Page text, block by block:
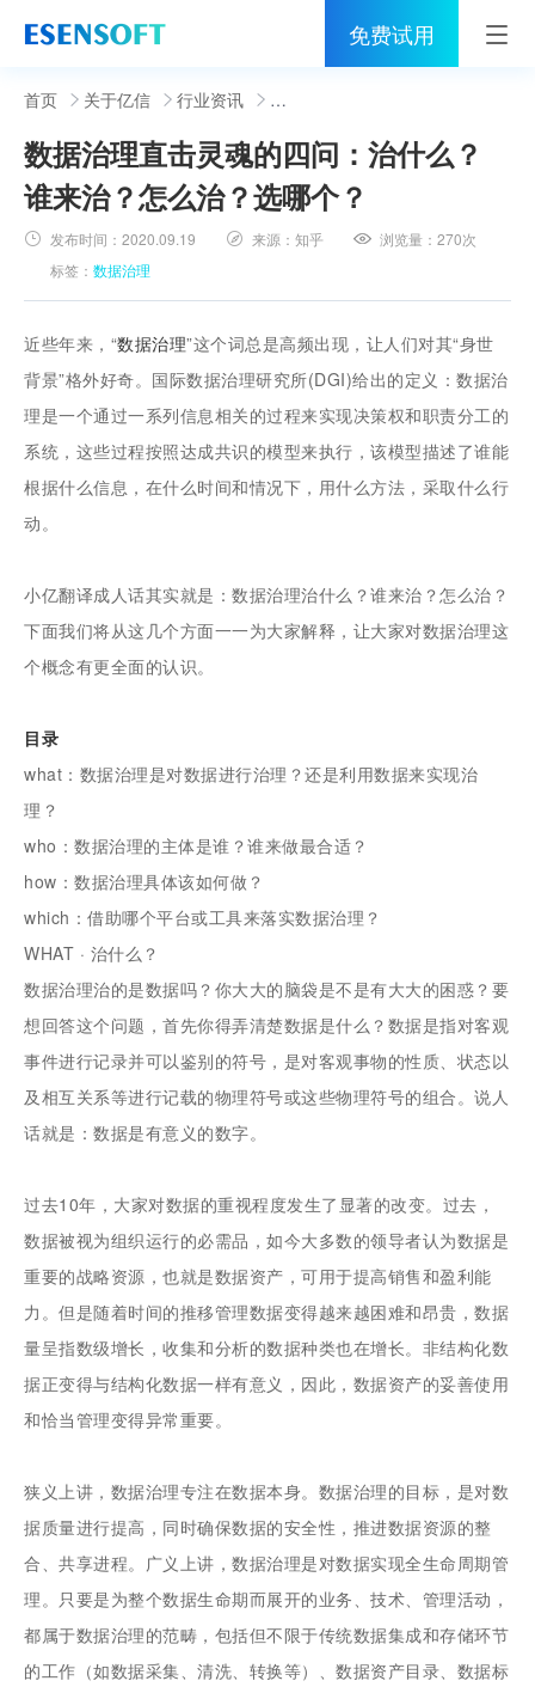
免费试用
首页
睿治
解决方案
伙伴
社区
关于亿信
400-0011-866
首页 关于亿信 行业资讯
数据治理直击灵魂的四问：治什么？
谁来治？怎么治？选哪个？
发布时间：2020.09.19 来源：知乎 浏览量：270次
标签：数据治理
近些年来，“数据治理”这个词总是高频出现，让人们对其“身世
背景”格外好奇。国际数据治理研究所(DGI)给出的定义：数据治
理是一个通过一系列信息相关的过程来实现决策权和职责分工的
系统，这些过程按照达成共识的模型来执行，该模型描述了谁能
根据什么信息，在什么时间和情况下，用什么方法，采取什么行
动。
小亿翻译成人话其实就是：数据治理治什么？谁来治？怎么治？
下面我们将从这几个方面一一为大家解释，让大家对数据治理这
个概念有更全面的认识。
目录
what：数据治理是对数据进行治理？还是利用数据来实现治
理？
who：数据治理的主体是谁？谁来做最合适？
how：数据治理具体该如何做？
which：借助哪个平台或工具来落实数据治理？
WHAT · 治什么？
数据治理治的是数据吗？你大大的脑袋是不是有大大的困惑？要
想回答这个问题，首先你得弄清楚数据是什么？数据是指对客观
事件进行记录并可以鉴别的符号，是对客观事物的性质、状态以
及相互关系等进行记载的物理符号或这些物理符号的组合。说人
话就是：数据是有意义的数字。
过去10年，大家对数据的重视程度发生了显著的改变。过去，
数据被视为组织运行的必需品，如今大多数的领导者认为数据是
重要的战略资源，也就是数据资产，可用于提高销售和盈利能
力。但是随着时间的推移管理数据变得越来越困难和昂贵，数据
量呈指数级增长，收集和分析的数据种类也在增长。非结构化数
据正变得与结构化数据一样有意义，因此，数据资产的妥善使用
和恰当管理变得异常重要。
狭义上讲，数据治理专注在数据本身。数据治理的目标，是对数
据质量进行提高，同时确保数据的安全性，推进数据资源的整
合、共享进程。广义上讲，数据治理是对数据实现全生命周期管
理。只要是为整个数据生命期而展开的业务、技术、管理活动，
都属于数据治理的范畴，包括但不限于传统数据集成和存储环节
的工作（如数据采集、清洗、转换等）、数据资产目录、数据标